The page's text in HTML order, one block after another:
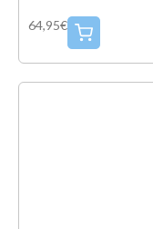
64,95€